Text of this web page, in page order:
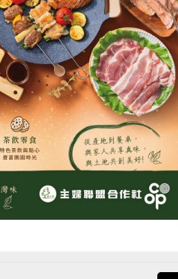
者請勿食用
品
食安 共同購買